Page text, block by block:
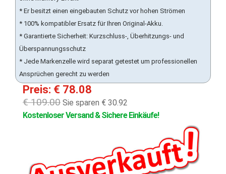
* Er besitzt einen eingebauten Schutz vor hohen Strömen
* 100% kompatibler Ersatz für Ihren Original-Akku.
* Garantierte Sicherheit: Kurzschluss-, Überhitzungs- und
Überspannungsschutz
* Jede Markenzelle wird separat getestet um professionellen
Ansprüchen gerecht zu werden
Preis: € 78.08
€ 109.00 Sie sparen € 30.92
Kostenloser Versand & Sichere Einkäufe!